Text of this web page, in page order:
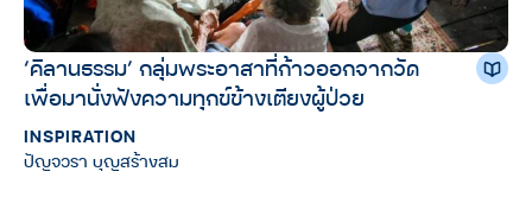
‘คิลานธรรม’ กลุ่มพระอาสาที่ก้าวออกจากวัด
เพื่อมานั่งฟังความทุกข์ข้างเตียงผู้ป่วย
INSPIRATION
ปัญจวรา บุญสร้างสม